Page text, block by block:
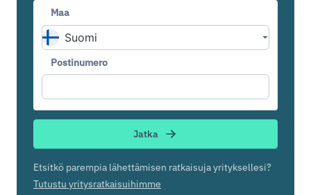
Maa
Postinumero
Jatka
Etsitkö parempia lähettämisen ratkaisuja yrityksellesi?
Tutustu yritysratkaisuihimme